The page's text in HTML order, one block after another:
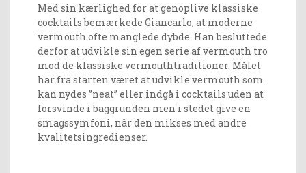
Med sin kærlighed for at genoplive klassiske
cocktails bemærkede Giancarlo, at moderne
vermouth ofte manglede dybde. Han besluttede
derfor at udvikle sin egen serie af vermouth tro
mod de klassiske vermouthtraditioner. Målet
har fra starten været at udvikle vermouth som
kan nydes ”neat” eller indgå i cocktails uden at
forsvinde i baggrunden men i stedet give en
smagssymfoni, når den mikses med andre
kvalitetsingredienser.